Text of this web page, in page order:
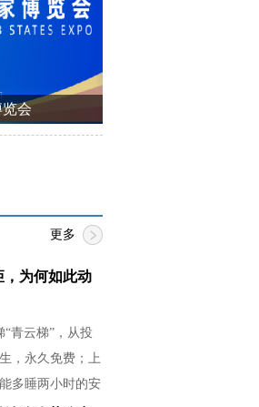
会
更多
，为何如此动
青云梯”，从投
，永久免费；上
多睡两小时的安